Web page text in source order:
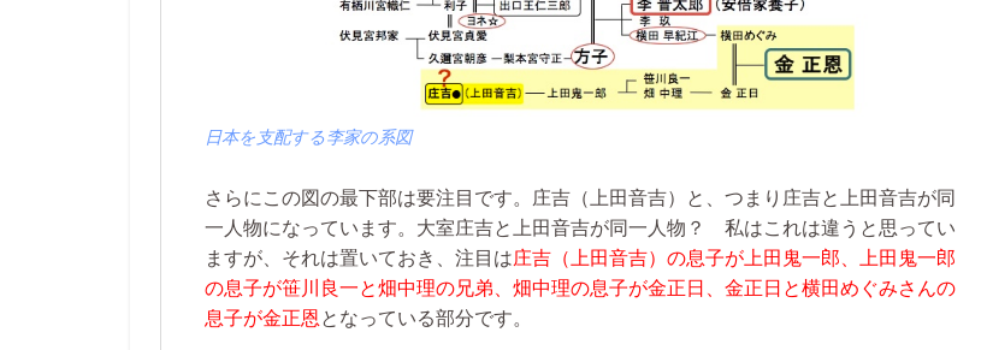
日本を支配する李家の系図
さらにこの図の最下部は要注目です。庄吉（上田音吉）と、つまり庄吉と上田音吉が同
一人物になっています。大室庄吉と上田音吉が同一人物？ 私はこれは違うと思ってい
ますが、それは置いておき、注目は庄吉（上田音吉）の息子が上田鬼一郎、上田鬼一郎
の息子が笹川良一と畑中理の兄弟、畑中理の息子が金正日、金正日と横田めぐみさんの
息子が金正恩 となっている部分です。